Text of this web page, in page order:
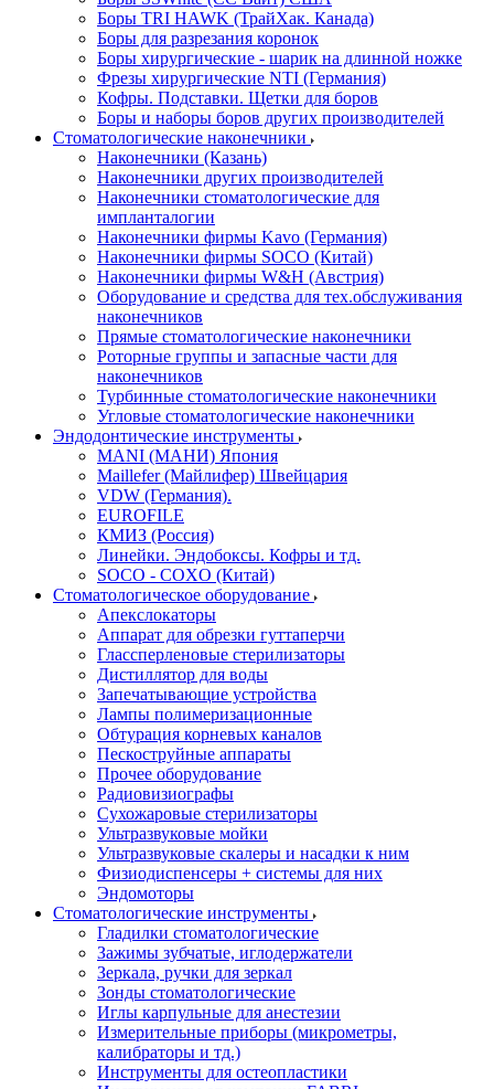
Боры TRI HAWK (ТрайХак. Канада)
Боры для разрезания коронок
Боры хирургические - шарик на длинной ножке
Фрезы хирургические NTI (Германия)
Кофры. Подставки. Щетки для боров
Боры и наборы боров других производителей
Стоматологические наконечники
Наконечники (Казань)
Наконечники других производителей
Наконечники стоматологические для
импланталогии
Наконечники фирмы Kavo (Германия)
Наконечники фирмы SOCO (Китай)
Наконечники фирмы W&H (Австрия)
Оборудование и средства для тех.обслуживания
наконечников
Прямые стоматологические наконечники
Роторные группы и запасные части для
наконечников
Турбинные стоматологические наконечники
Угловые стоматологические наконечники
Эндодонтические инструменты
MANI (МАНИ) Япония
Maillefer (Майлифер) Швейцария
VDW (Германия).
EUROFILE
КМИЗ (Россия)
Линейки. Эндобоксы. Кофры и тд.
SOCO - COXO (Китай)
Стоматологическое оборудование
Апекслокаторы
Аппарат для обрезки гуттаперчи
Глассперленовые стерилизаторы
Дистиллятор для воды
Запечатывающие устройства
Лампы полимеризационные
Обтурация корневых каналов
Пескоструйные аппараты
Прочее оборудование
Радиовизиографы
Сухожаровые стерилизаторы
Ультразвуковые мойки
Ультразвуковые скалеры и насадки к ним
Физиодиспенсеры + системы для них
Эндомоторы
Стоматологические инструменты
Гладилки стоматологические
Зажимы зубчатые, иглодержатели
Зеркала, ручки для зеркал
Зонды стоматологические
Иглы карпульные для анестезии
Измерительные приборы (микрометры,
калибраторы и тд.)
Инструменты для остеопластики